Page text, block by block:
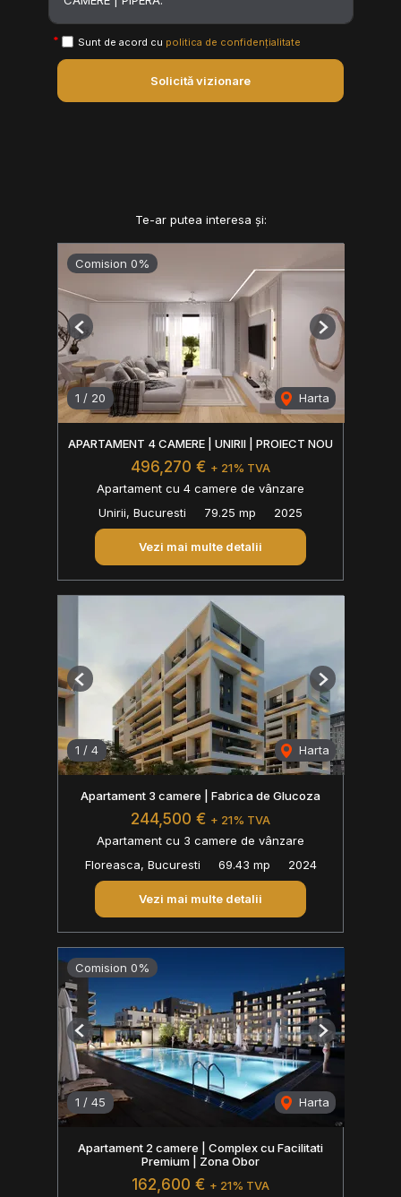
Sunt de acord cu politica de confidențialitate
Solicită vizionare
Te-ar putea interesa și:
Comision 0%
1 / 20 Harta
Previous Next
APARTAMENT 4 CAMERE | UNIRII | PROIECT NOU
496,270 € + 21% TVA
Apartament cu 4 camere de vânzare
Unirii, Bucuresti
79.25 mp 2025
Vezi mai multe detalii
1 / 4 Harta
Previous Next
Apartament 3 camere | Fabrica de Glucoza
244,500 € + 21% TVA
Apartament cu 3 camere de vânzare
Floreasca, Bucuresti
69.43 mp 2024
Vezi mai multe detalii
Comision 0%
1 / 45 Harta
Previous Next
Apartament 2 camere | Complex cu Facilitati
Premium | Zona Obor
162,600 € + 21% TVA